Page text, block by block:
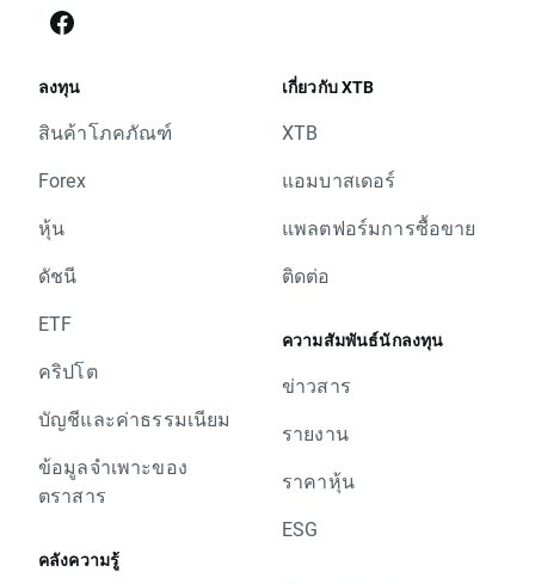
ลงทุน
สินค้าโภคภัณฑ์
Forex
หุ้น
ดัชนี
ETF
คริปโต
บัญชีและค่าธรรมเนียม
ข้อมูลจำเพาะของ
ตราสาร
คลังความรู้
เกี่ยวกับ XTB
XTB
แอมบาสเดอร์
แพลตฟอร์มการซื้อขาย
ติดต่อ
ความสัมพันธ์นักลงทุน
ข่าวสาร
รายงาน
ราคาหุ้น
ESG